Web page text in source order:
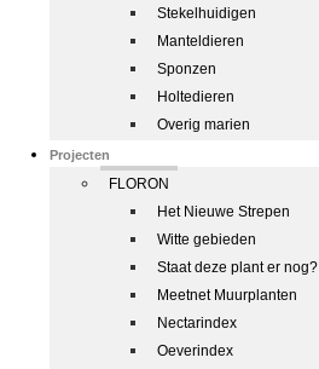
Stekelhuidigen
Manteldieren
Sponzen
Holtedieren
Overig marien
Projecten
FLORON
Het Nieuwe Strepen
Witte gebieden
Staat deze plant er nog?
Meetnet Muurplanten
Nectarindex
Oeverindex